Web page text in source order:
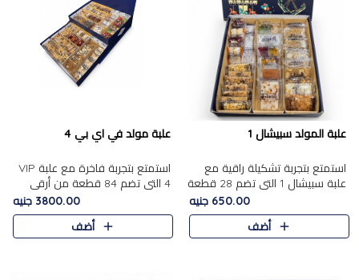
علبة المولد سبيشال 1
استمتع بتجربة تشكيلة راقية مع
علبة سبيشال 1 التي تضم 28 قطعة
من تشكيلة مختارة بعناية من أفخر
حلويات المولد المصرية الأصلية
الشرقية. تحتوي ال..
650.00 جنيه
أضف
علبة مولد في اي بي 4
استمتع بتجربة فاخرة مع علبة VIP
4 التي تضم 84 قطعة من أرقى
حلويات المولد الشرقية، في تشكيلة
غنية تجمع بين الحلويات التقليدية
والمكسرات الفاخرة. تحتوي العلبة
3800.00 جنيه
أضف